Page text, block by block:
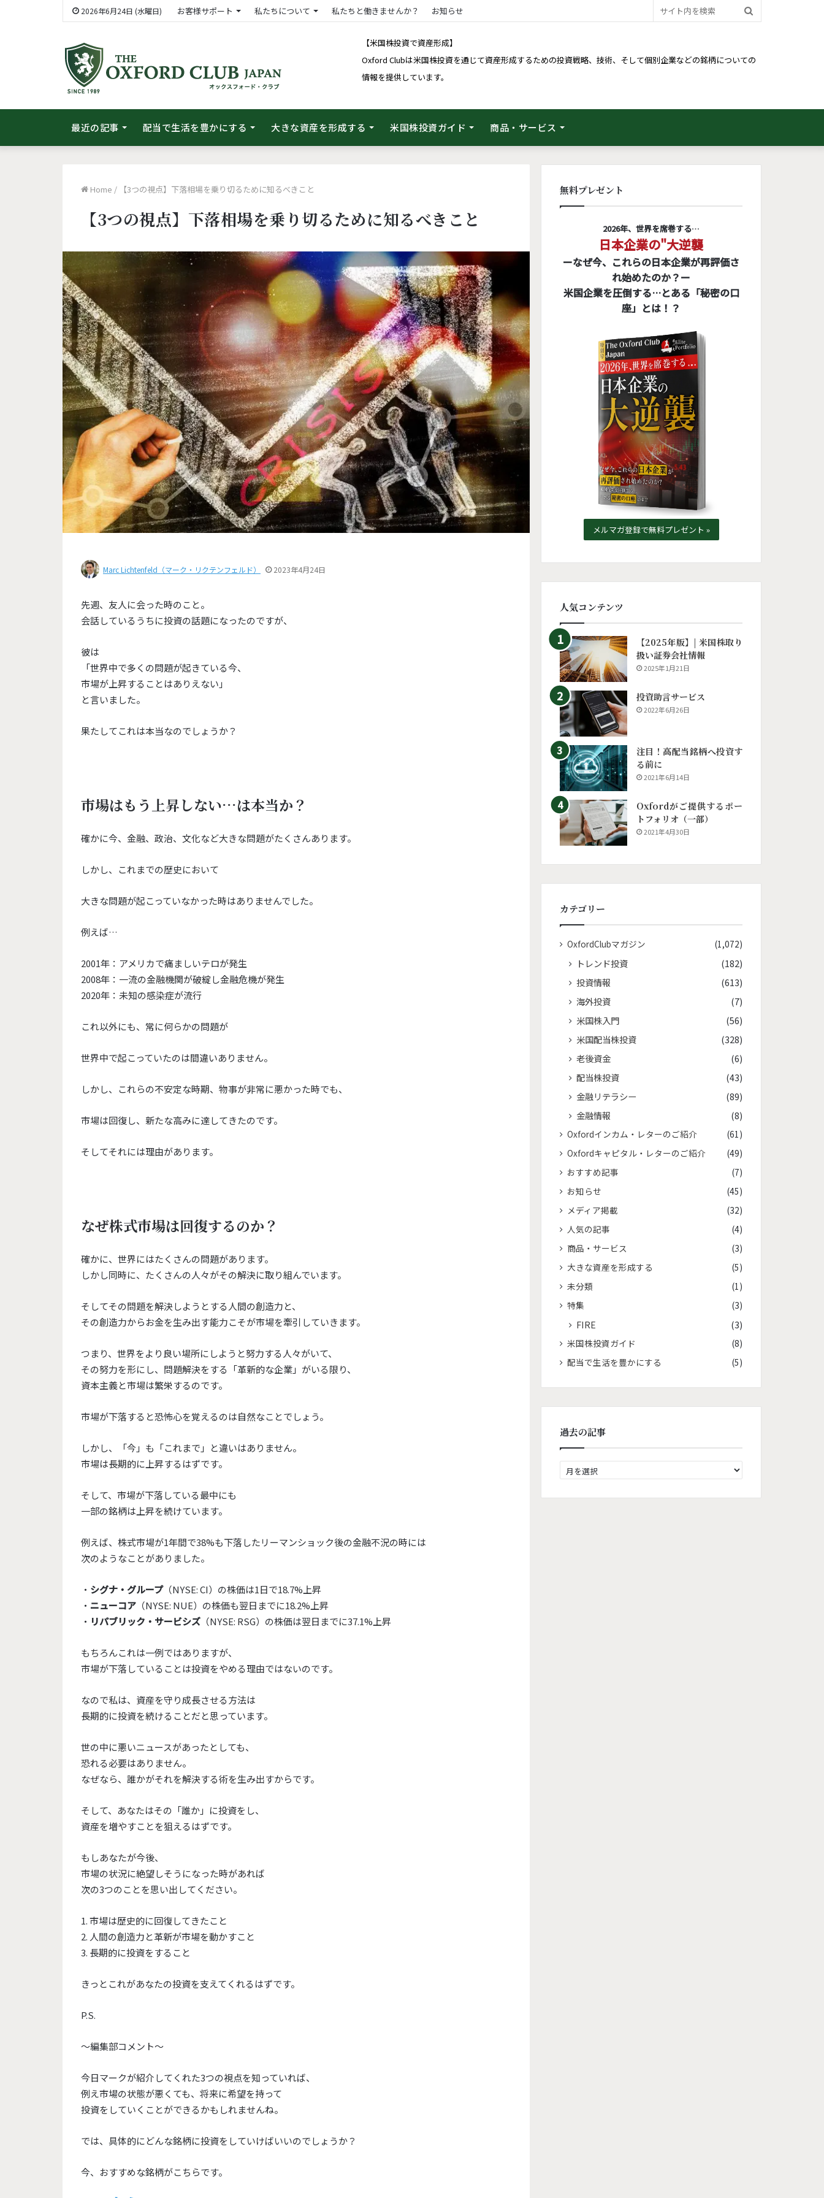
2026年6月24日 (水曜日) お客様サポート 私たちについて 私たちと働きませんか？ お知らせ
【米国株投資で資産形成】
Oxford Clubは米国株投資を通じて資産形成するための投資戦略、技術、そして個別企業などの銘柄についての
情報を提供しています。
最近の記事 配当で生活を豊かにする 大きな資産を形成する 米国株投資ガイド 商品・サービス
Home / 【3つの視点】下落相場を乗り切るために知るべきこと
【3つの視点】下落相場を乗り切るために知るべきこと
Marc Lichtenfeld（マーク・リクテンフェルド） 2023年4月24日
先週、友人に会った時のこと。
会話しているうちに投資の話題になったのですが、
彼は
「世界中で多くの問題が起きている今、
市場が上昇することはありえない」
と言いました。
果たしてこれは本当なのでしょうか？
市場はもう上昇しない…は本当か？
確かに今、金融、政治、文化など大きな問題がたくさんあります。
しかし、これまでの歴史において
大きな問題が起こっていなかった時はありませんでした。
例えば…
2001年：アメリカで痛ましいテロが発生
2008年：一流の金融機関が破綻し金融危機が発生
2020年：未知の感染症が流行
これ以外にも、常に何らかの問題が
世界中で起こっていたのは間違いありません。
しかし、これらの不安定な時期、物事が非常に悪かった時でも、
市場は回復し、新たな高みに達してきたのです。
そしてそれには理由があります。
なぜ株式市場は回復するのか？
確かに、世界にはたくさんの問題があります。
しかし同時に、たくさんの人々がその解決に取り組んでいます。
そしてその問題を解決しようとする人間の創造力と、
その創造力からお金を生み出す能力こそが市場を牽引していきます。
つまり、世界をより良い場所にしようと努力する人々がいて、
その努力を形にし、問題解決をする「革新的な企業」がいる限り、
資本主義と市場は繁栄するのです。
市場が下落すると恐怖心を覚えるのは自然なことでしょう。
しかし、「今」も「これまで」と違いはありません。
市場は長期的に上昇するはずです。
そして、市場が下落している最中にも
一部の銘柄は上昇を続けています。
例えば、株式市場が1年間で38%も下落したリーマンショック後の金融不況の時には
次のようなことがありました。
・ シグナ・グループ（NYSE: CI）の株価は1日で18.7%上昇
・ ニューコア （NYSE: NUE）の株価も翌日までに18.2%上昇
・ リパブリック・サービシズ （NYSE: RSG）の株価は翌日までに37.1%上昇
もちろんこれは一例ではありますが、
市場が下落していることは投資をやめる理由ではないのです。
なので私は、資産を守り成長させる方法は
長期的に投資を続けることだと思っています。
世の中に悪いニュースがあったとしても、
恐れる必要はありません。
なぜなら、誰かがそれを解決する術を生み出すからです。
そして、あなたはその「誰か」に投資をし、
資産を増やすことを狙えるはずです。
もしあなたが今後、
市場の状況に絶望しそうになった時があれば
次の3つのことを思い出してください。
1. 市場は歴史的に回復してきたこと
2. 人間の創造力と革新が市場を動かすこと
3. 長期的に投資をすること
きっとこれがあなたの投資を支えてくれるはずです。
P.S.
～編集部コメント～
今日マークが紹介してくれた3つの視点を知っていれば、
例え市場の状態が悪くても、将来に希望を持って
投資をしていくことができるかもしれませんね。
では、具体的にどんな銘柄に投資をしていけばいいのでしょうか？
今、おすすめな銘柄がこちらです。
無料プレゼント
2026年、世界を席巻する…
日本企業の"大逆襲
ーなぜ今、これらの日本企業が再評価さ
れ始めたのか？ー
米国企業を圧倒する…とある「秘密の口
座」とは！？
メルマガ登録で無料プレゼント »
人気コンテンツ
【2025年版】| 米国株取り
扱い証券会社情報
2025年1月21日
投資助言サービス
2022年6月26日
注目！高配当銘柄へ投資す
る前に
2021年6月14日
Oxfordがご提供するポー
トフォリオ（一部）
2021年4月30日
カテゴリー
OxfordClubマガジン (1,072)
トレンド投資
(182)
投資情報
(613)
海外投資
(7)
米国株入門
(56)
米国配当株投資
(328)
老後資金
(6)
配当株投資
(43)
金融リテラシー
(89)
金融情報
(8)
Oxfordインカム・レターのご紹介
(61)
Oxfordキャピタル・レターのご紹介
(49)
おすすめ記事
(7)
お知らせ
(45)
メディア掲載
(32)
人気の記事
(4)
商品・サービス
(3)
大きな資産を形成する
(5)
未分類
(1)
特集
(3)
FIRE (3)
米国株投資ガイド
(8)
配当で生活を豊かにする
(5)
過去の記事
過
去